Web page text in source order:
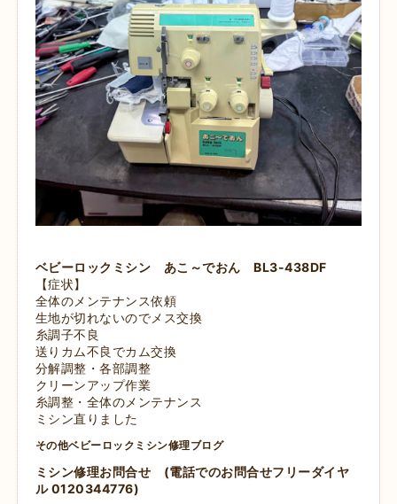
ベビーロックミシン あこ～でおん BL3-438DF
【症状】
全体のメンテナンス依頼
生地が切れないのでメス交換
糸調子不良
送りカム不良でカム交換
分解調整・各部調整
クリーンアップ作業
糸調整・全体のメンテナンス
ミシン直りました
その他ベビーロックミシン修理ブログ
ミシン修理お問合せ (電話でのお問合せフリーダイヤ
ル 0120344776)